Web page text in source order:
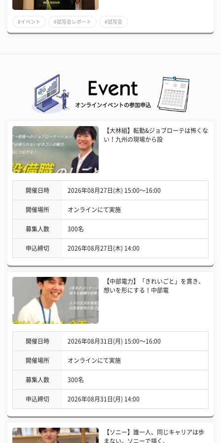
#イベント #試写会レポート #試写会
オンラインイベントの参加申込
【大林組】転勤&ジョブローテは怖くな
い！九州の現場から設
開催日時 2026年08月27日(木) 15:00〜16:00
開催場所 オンラインにて実施
募集人数 300名
申込締切 2026年08月27日(木) 14:00
【中部電力】「きれいごと」を貫き、
想いを形にする！中部電
開催日時 2026年08月31日(月) 15:00〜16:00
開催場所 オンラインにて実施
募集人数 300名
申込締切 2026年08月31日(月) 14:00
【ソニー】誰一人、同じキャリアは歩
まない。ソニーで描く、